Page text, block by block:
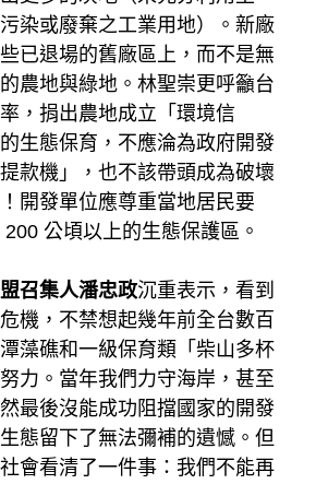
染或廢棄之工業用地）。新廠
已退場的舊廠區上，而不是無
農地與綠地。林聖崇更呼籲台
，捐出農地成立「環境信
生態保育，不應淪為政府開發
款機」，也不該帶頭成為破壞
開發單位應尊重當地居民要
公頃以上的生態保護區。
召集人潘忠政沉重表示，看到
機，不禁想起幾年前全台數百
藻礁和一級保育類「柴山多杯
力。當年我們力守海岸，甚至
最後沒能成功阻擋國家的開發
態留下了無法彌補的遺憾。但
會看清了一件事：我們不能再